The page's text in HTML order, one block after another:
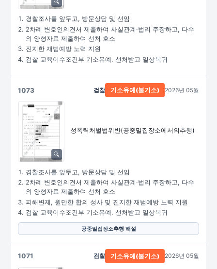
경찰조사를 앞두고, 방문상담 및 선임
2차례 변호인의견서 제출하여 사실관계·법리 주장하고, 다수
의 양형자료 제출하여 선처 호소
진지한 재범예방 노력 지원
검찰 교육이수조건부 기소유예. 선처받고 일상복귀
1073
성폭력처벌법위반(공중밀집장소에서의추행)
검찰 기소유예(불기소) 2026년 05월
경찰조사를 앞두고, 방문상담 및 선임
2차례 변호인의견서 제출하여 사실관계·법리 주장하고, 다수
의 양형자료 제출하여 선처 호소
피해변제, 원만한 합의 성사 및 진지한 재범예방 노력 지원
검찰 교육이수조건부 기소유예. 선처받고 일상복귀
공중밀집장소추행 해설
1071 검찰 기소유예(불기소) 2026년 05월